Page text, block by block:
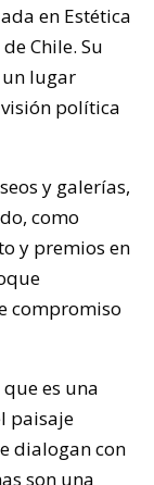
en Estética
Chile. Su
lugar
política
y galerías,
como
y premios en
compromiso
es una
paisaje
dialogan con
son una